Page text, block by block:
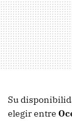
Su
elegir entre